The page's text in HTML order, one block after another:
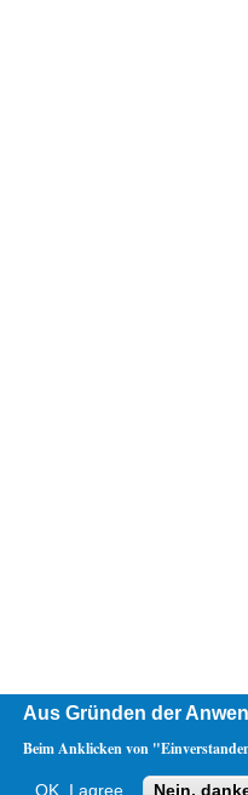
Aus Gründen der
Beim Anklicken von
OK, I agree Nein,